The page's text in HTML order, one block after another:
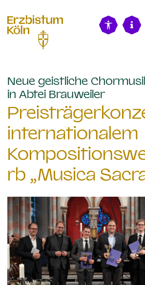
Neue geistliche
in Abtei Brauweiler:
internationalem
rb „Musica